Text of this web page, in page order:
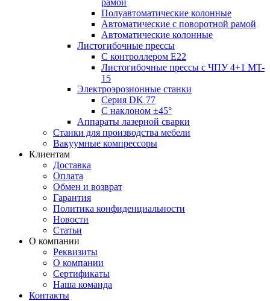
рамой
Полуавтоматические колонные
Автоматические с поворотной рамой
Автоматические колонные
Листогибочные прессы
С контроллером E22
Листогибочные прессы с ЧПУ 4+1 MT-
15
Электроэрозионные станки
Серия DK 77
С наклоном ±45°
Аппараты лазерной сварки
Станки для производства мебели
Вакуумные компрессоры
Клиентам
Доставка
Оплата
Обмен и возврат
Гарантия
Политика конфиденциальности
Новости
Статьи
О компании
Реквизиты
О компании
Сертификаты
Наша команда
Контакты